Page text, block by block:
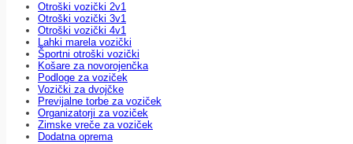
Otroški vozički 2v1
Otroški vozički 3v1
Otroški vozički 4v1
Lahki marela vozički
Športni otroški vozički
Košare za novorojenčka
Podloge za voziček
Vozički za dvojčke
Previjalne torbe za voziček
Organizatorji za voziček
Zimske vreče za voziček
Dodatna oprema